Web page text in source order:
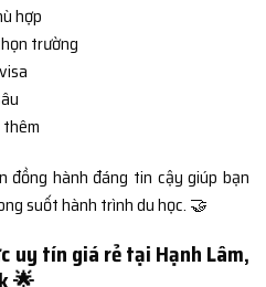
hợp
trường
đồng hành đáng tin cậy giúp bạn
suốt hành trình du học. 🤝
uy tín giá rẻ tại Hạnh Lâm,